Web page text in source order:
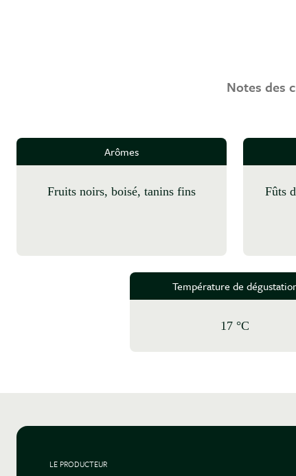
Notes des
Arômes
fruits noirs, boisé, tanins fins
fûts de chêne 70% bois neuf , 20
Température de
17 °C
LE PRODUCTEUR